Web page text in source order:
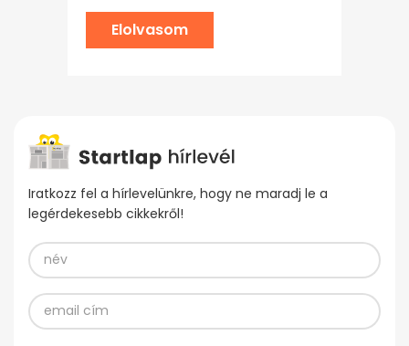
Elolvasom
Iratkozz fel a hírlevelünkre, hogy ne maradj le a
legérdekesebb cikkekről!